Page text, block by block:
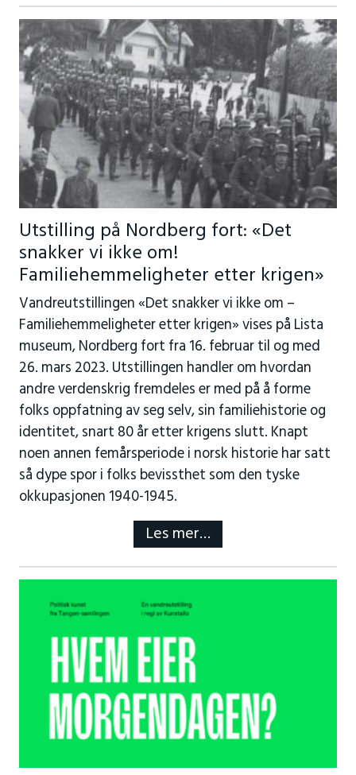
Utstilling på Nordberg fort: «Det
snakker vi ikke om!
Familiehemmeligheter etter krigen»
Vandreutstillingen «Det snakker vi ikke om –
Familiehemmeligheter etter krigen» vises på Lista
museum, Nordberg fort fra 16. februar til og med
26. mars 2023. Utstillingen handler om hvordan
andre verdenskrig fremdeles er med på å forme
folks oppfatning av seg selv, sin familiehistorie og
identitet, snart 80 år etter krigens slutt. Knapt
noen annen femårsperiode i norsk historie har satt
så dype spor i folks bevissthet som den tyske
okkupasjonen 1940-1945.
Les mer…